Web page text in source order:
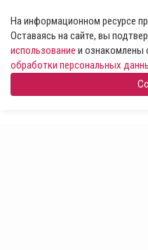
На информационном ресурсе
Оставаясь на сайте, вы
использование и ознакомлены
обработки персональных